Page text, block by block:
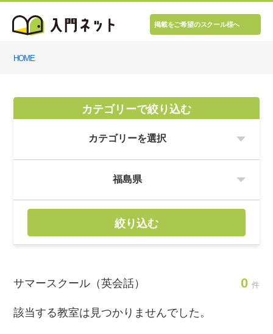
掲載をご希望のスクール様へ
HOME
カテゴリーで絞り込む
絞り込む
サマースクール（英会話） 0 件
該当する教室は見つかりませんでした。